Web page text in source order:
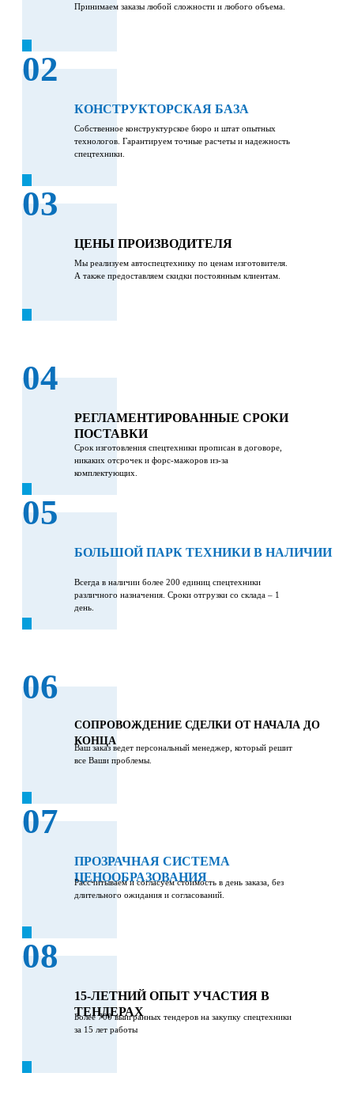
Принимаем заказы любой сложности и любого объема.
02
КОНСТРУКТОРСКАЯ БАЗА
Собственное конструктурское бюро и штат опытных
технологов. Гарантируем точные расчеты и надежность
спецтехники.
03
ЦЕНЫ ПРОИЗВОДИТЕЛЯ
Мы реализуем автоспецтехнику по ценам изготовителя.
А также предоставляем скидки постоянным клиентам.
04
РЕГЛАМЕНТИРОВАННЫЕ СРОКИ
ПОСТАВКИ
Срок изготовления спецтехники прописан в договоре,
никаких отсрочек и форс-мажоров из-за
комплектующих.
05
БОЛЬШОЙ ПАРК ТЕХНИКИ В НАЛИЧИИ
Всегда в наличии более 200 единиц спецтехники
различного назначения. Сроки отгрузки со склада – 1
день.
06
СОПРОВОЖДЕНИЕ СДЕЛКИ ОТ НАЧАЛА ДО
КОНЦА
Ваш заказ ведет персональный менеджер, который решит
все Ваши проблемы.
07
ПРОЗРАЧНАЯ СИСТЕМА
ЦЕНООБРАЗОВАНИЯ
Рассчитываем и согласуем стоимость в день заказа, без
длительного ожидания и согласований.
08
15-ЛЕТНИЙ ОПЫТ УЧАСТИЯ В
ТЕНДЕРАХ
Более 700 выигранных тендеров на закупку спецтехники
за 15 лет работы